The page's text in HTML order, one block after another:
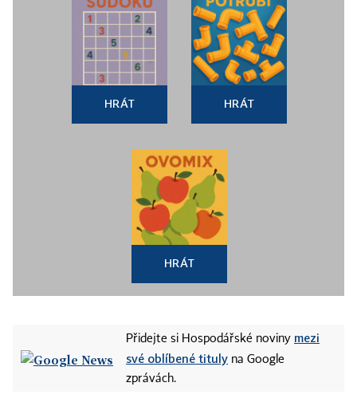
HRÁT HRÁT
HRÁT
Přidejte si Hospodářské noviny mezi
své oblíbené tituly na Google
zprávách.